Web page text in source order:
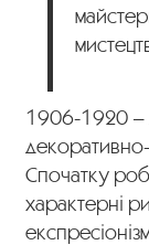
1906-1920 –
Спочатку
характерні